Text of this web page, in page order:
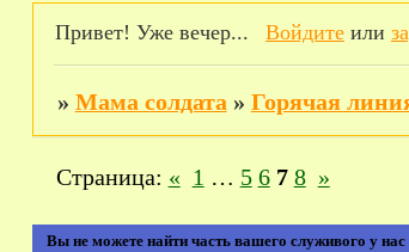
Привет! Уже вечер... Войдитеили
» Мама солдата » Горячая
Вы не можете найти часть вашего служивого у
Страница: « 1 … 5 6 7 8 »